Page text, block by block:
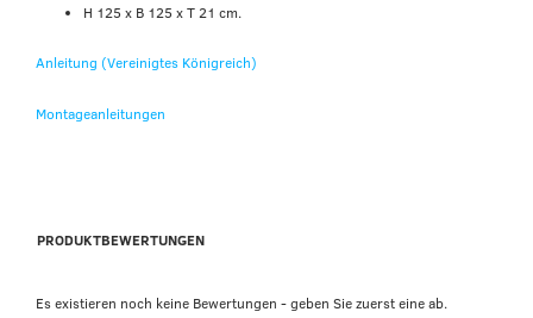
H 125 x B 125 x T 21 cm.
Anleitung (Vereinigtes Königreich)
Montageanleitungen
PRODUKTBEWERTUNGEN
Es existieren noch keine Bewertungen - geben Sie zuerst eine ab.